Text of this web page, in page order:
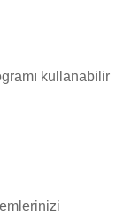
kullanabilir